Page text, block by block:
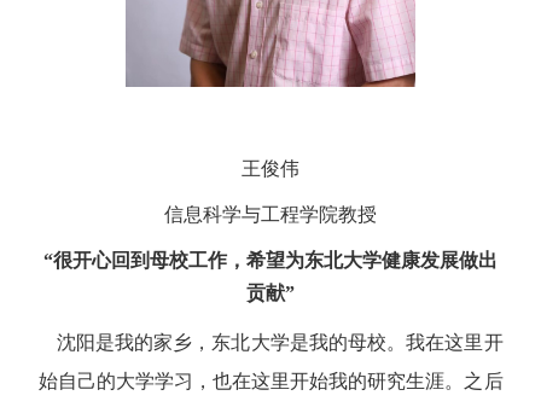
王俊伟
信息科学与工程学院教授
“很开心回到母校工作，希望为东北大学健康发展做出
贡献”
沈阳是我的家乡，东北大学是我的母校。我在这里开
始自己的大学学习，也在这里开始我的研究生涯。之后